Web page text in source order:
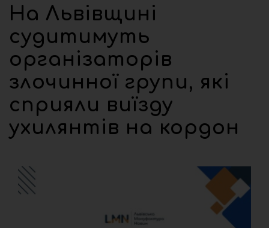
На Львівщині
судитимуть
організаторів
злочинної групи, які
сприяли виїзду
ухилянтів на кордон